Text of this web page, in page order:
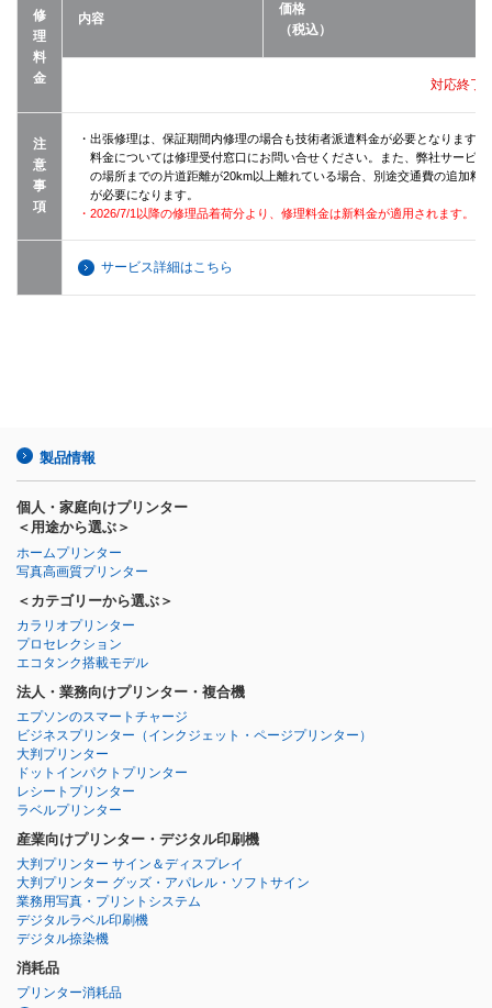
修
理
料
金
内容
価格
（税込）
対応終了
注
意
事
項
・出張修理は、保証期間内修理の場合も技術者派遣料金が必要となります
料金については修理受付窓口にお問い合せください。また、弊社サービ
の場所までの片道距離が20km以上離れている場合、別途交通費の追加
が必要になります。
・2026/7/1以降の修理品着荷分より、修理料金は新料金が適用されます。
サービス詳細はこちら
製品情報
個人・家庭向けプリンター
＜用途から選ぶ＞
ホームプリンター
写真高画質プリンター
＜カテゴリーから選ぶ＞
カラリオプリンター
プロセレクション
エコタンク搭載モデル
法人・業務向けプリンター・複合機
エプソンのスマートチャージ
ビジネスプリンター （インクジェット・ページプリンター）
大判プリンター
ドットインパクトプリンター
レシートプリンター
ラベルプリンター
産業向けプリンター・デジタル印刷機
大判プリンター サイン＆ディスプレイ
大判プリンター グッズ・アパレル・ソフトサイン
業務用写真・プリントシステム
デジタルラベル印刷機
デジタル捺染機
消耗品
プリンター消耗品